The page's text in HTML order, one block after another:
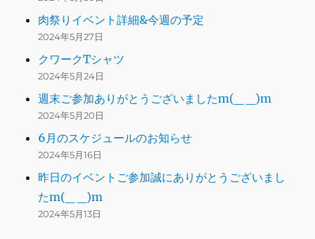
肉祭りイベント詳細&今週の予定
2024年5月27日
クワークTシャツ
2024年5月24日
週末ご参加ありがとうございましたm(_ _)m
2024年5月20日
6月のスケジュールのお知らせ
2024年5月16日
昨日のイベントご参加誠にありがとうございまし
たm(_ _)m
2024年5月13日